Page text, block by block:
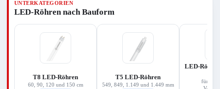
für Ihre Leuchte, die passende Lichtfarbe
(warmweiß bis kaltweiß) und vor allem die
Betriebsart Ihres vorhandenen Vorschaltgeräts.
Das Sortiment deckt Ersatzleistungen von rund 14
bis 58 W ab und stammt überwiegend von
Osram/Ledvance und Philips.
UNTERKATEGORIEN
LED-Röhren nach Bauform
T8 LED-Röhren
60, 90, 120 und 150 cm
T5 LED-Röhren
549, 849, 1.149 und 1.449 mm
LED-
für